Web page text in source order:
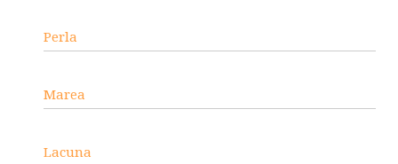
Perla
Marea
Lacuna